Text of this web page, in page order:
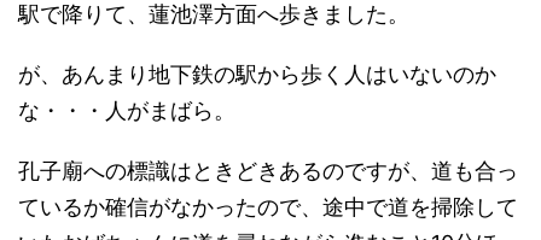
駅で降りて、蓮池澤方面へ歩きました。
が、あんまり地下鉄の駅から歩く人はいないのか
な・・・人がまばら。
孔子廟への標識はときどきあるのですが、道も合っ
ているか確信がなかったので、途中で道を掃除して